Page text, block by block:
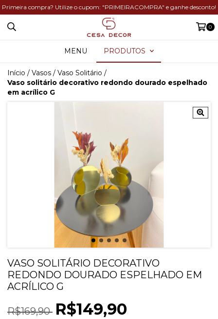
Primeira compra? Utilize o cupom: "PRIMEIRACOMPRA" e ganhe desconto!
0
MENU PRODUTOS
Início / Vasos / Vaso Solitário /
Vaso solitário decorativo redondo dourado espelhado
em acrílico G
VASO SOLITÁRIO DECORATIVO
REDONDO DOURADO ESPELHADO EM
ACRÍLICO G
R$169,90 R$149,90